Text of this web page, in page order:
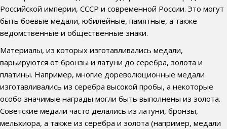
Российской империи, СССР и современной России. Это могут
быть боевые медали, юбилейные, памятные, а также
ведомственные и общественные знаки.
Материалы, из которых изготавливались медали,
варьируются от бронзы и латуни до серебра, золота и
платины. Например, многие дореволюционные медали
изготавливались из серебра высокой пробы, а некоторые
особо значимые награды могли быть выполнены из золота.
Советские медали часто делались из латуни, бронзы,
мельхиора, а также из серебра и золота (например, медали